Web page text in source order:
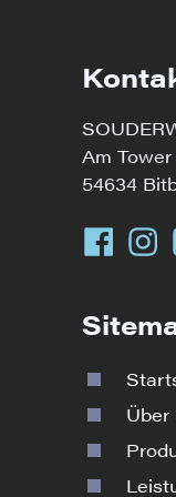
Am Tower
54634
Über